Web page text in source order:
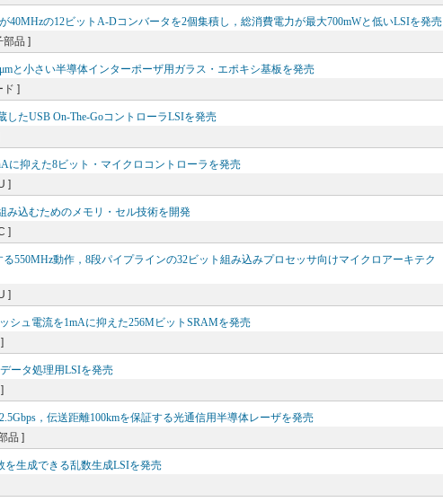
40MHzの12ビットA-Dコンバータを2個集積し，総消費電力が最大700mWと低いLSIを発売
部品 ]
と小さい半導体インターポーザ用ガラス・エポキシ基板を発売
ド ]
たUSB On-The-GoコントローラLSIを発売
に抑えた8ビット・マイクロコントローラを発売
]
み込むためのメモリ・セル技術を開発
]
550MHz動作，8段パイプラインの32ビット組み込みプロセッサ向けマイクロアーキテク
]
シュ電流を1mAに抑えた256MビットSRAMを発売
ータ処理用LSIを発売
，伝送距離100kmを保証する光通信用半導体レーザを発売
品 ]
を生成できる乱数生成LSIを発売